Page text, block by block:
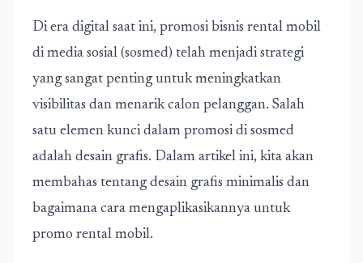
Di era digital saat ini, promosi bisnis rental mobil
di media sosial (sosmed) telah menjadi strategi
yang sangat penting untuk meningkatkan
visibilitas dan menarik calon pelanggan. Salah
satu elemen kunci dalam promosi di sosmed
adalah desain grafis. Dalam artikel ini, kita akan
membahas tentang desain grafis minimalis dan
bagaimana cara mengaplikasikannya untuk
promo rental mobil.